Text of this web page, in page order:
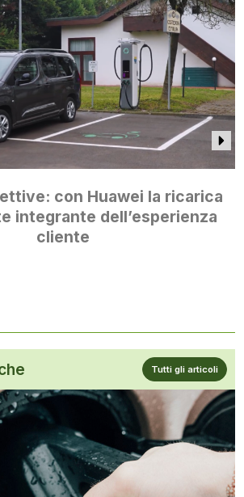
con Huawei la ricarica
integrante dell’esperienza
cliente
Tutti gli articoli